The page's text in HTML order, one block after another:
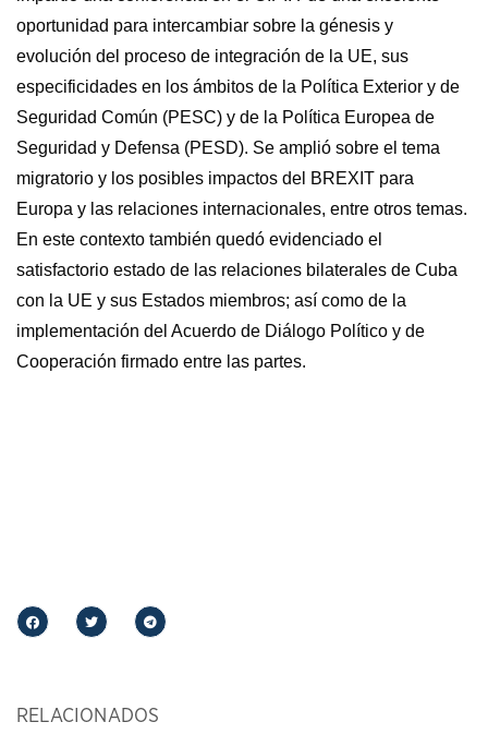
oportunidad para intercambiar sobre la génesis y
evolución del proceso de integración de la UE, sus
especificidades en los ámbitos de la Política Exterior y de
Seguridad Común (PESC) y de la Política Europea de
Seguridad y Defensa (PESD). Se amplió sobre el tema
migratorio y los posibles impactos del BREXIT para
Europa y las relaciones internacionales, entre otros temas.
En este contexto también quedó evidenciado el
satisfactorio estado de las relaciones bilaterales de Cuba
con la UE y sus Estados miembros; así como de la
implementación del Acuerdo de Diálogo Político y de
Cooperación firmado entre las partes.
RELACIONADOS